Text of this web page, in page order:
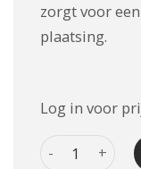
zorgt voor
plaatsing.
Log in voor
FASTENING